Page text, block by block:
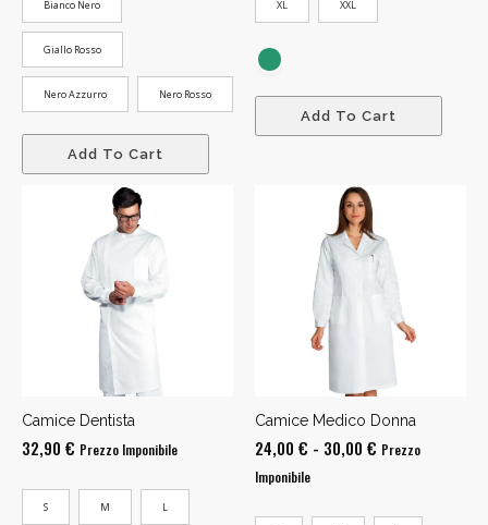
Bianco Nero
Giallo Rosso
Nero Azzurro Nero Rosso
Add To Cart
XL XXL
Add To Cart
Camice Dentista
32,90 € Prezzo Imponibile
S M L
Camice Medico Donna
24,00 € - 30,00 € Fascia
Prezzo
Imponibile